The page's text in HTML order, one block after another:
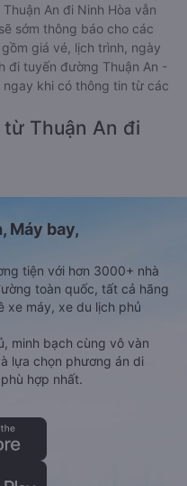
An đi Ninh Hòa vẫn
sớm thông báo cho các
giá vé, lịch trình, ngày
đi tuyến đường Thuận An -
ngay khi có thông tin từ các
Thuận An đi
Máy bay,
tiện với hơn 3000+ nhà
toàn quốc, tất cả hãng
xe máy, xe du lịch phủ
minh bạch cùng vô vàn
lựa chọn phương án di
hợp nhất.